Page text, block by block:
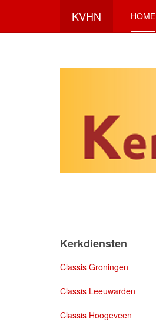
KVHN HOME
Kerkdiensten
Classis Groningen
Classis Leeuwarden
Classis Hoogeveen